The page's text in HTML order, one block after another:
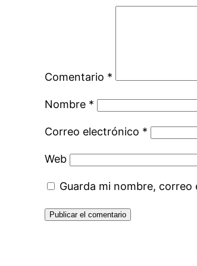
Comentario *
Nombre *
Correo electrónico *
Web
Guarda mi nombre,